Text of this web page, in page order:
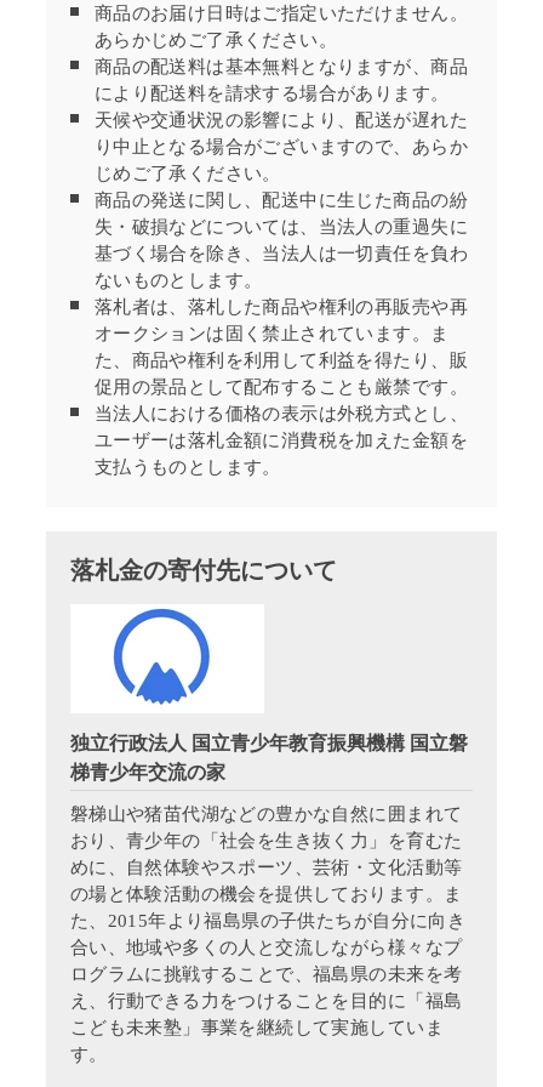
商品のお届け日時はご指定いただけません。
あらかじめご了承ください。
商品の配送料は基本無料となりますが、商品
により配送料を請求する場合があります。
天候や交通状況の影響により、配送が遅れた
り中止となる場合がございますので、あらか
じめご了承ください。
商品の発送に関し、配送中に生じた商品の紛
失・破損などについては、当法人の重過失に
基づく場合を除き、当法人は一切責任を負わ
ないものとします。
落札者は、落札した商品や権利の再販売や再
オークションは固く禁止されています。ま
た、商品や権利を利用して利益を得たり、販
促用の景品として配布することも厳禁です。
当法人における価格の表示は外税方式とし、
ユーザーは落札金額に消費税を加えた金額を
支払うものとします。
落札金の寄付先について
独立行政法人 国立青少年教育振興機構 国立磐
梯青少年交流の家
磐梯山や猪苗代湖などの豊かな自然に囲まれて
おり、青少年の「社会を生き抜く力」を育むた
めに、自然体験やスポーツ、芸術・文化活動等
の場と体験活動の機会を提供しております。ま
た、2015年より福島県の子供たちが自分に向き
合い、地域や多くの人と交流しながら様々なプ
ログラムに挑戦することで、福島県の未来を考
え、行動できる力をつけることを目的に「福島
こども未来塾」事業を継続して実施していま
す。